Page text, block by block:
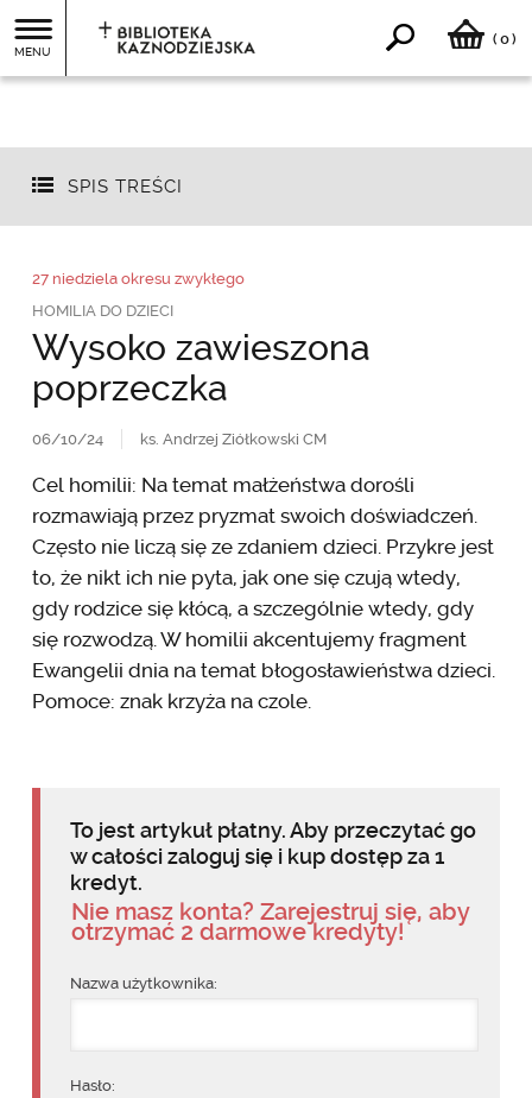
MENU
( 0)
SPIS TREŚCI
27 niedziela okresu zwykłego
HOMILIA DO DZIECI
Wysoko zawieszona
poprzeczka
06/10/24 ks. Andrzej Ziółkowski CM
Cel homilii: Na temat małżeństwa dorośli
rozmawiają przez pryzmat swoich doświadczeń.
Często nie liczą się ze zdaniem dzieci. Przykre jest
to, że nikt ich nie pyta, jak one się czują wtedy,
gdy rodzice się kłócą, a szczególnie wtedy, gdy
się rozwodzą. W homilii akcentujemy fragment
Ewangelii dnia na temat błogosławieństwa dzieci.
Pomoce: znak krzyża na czole.
To jest artykuł płatny. Aby przeczytać go
w całości zaloguj się i kup dostęp za 1
kredyt.
Nie masz konta? Zarejestruj się, aby
otrzymać 2 darmowe kredyty!
Nazwa użytkownika:
Hasło: